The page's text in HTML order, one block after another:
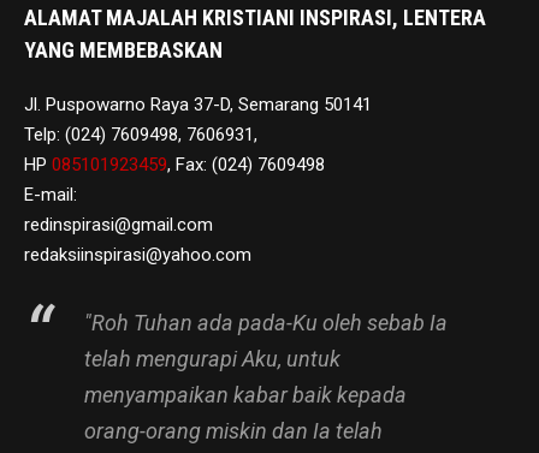
ALAMAT MAJALAH KRISTIANI INSPIRASI, LENTERA
YANG MEMBEBASKAN
Jl. Puspowarno Raya 37-D, Semarang 50141
Telp: (024) 7609498, 7606931,
HP 085101923459, Fax: (024) 7609498
E-mail:
redinspirasi@gmail.com
redaksiinspirasi@yahoo.com
"Roh Tuhan ada pada-Ku oleh sebab Ia
telah mengurapi Aku, untuk
menyampaikan kabar baik kepada
orang-orang miskin dan Ia telah